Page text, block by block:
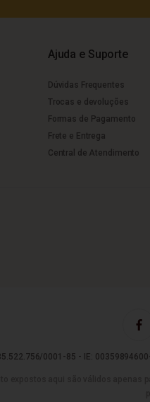
Ajuda e Suporte
Dúvidas Frequentes
Trocas e devoluções
Formas de Pagamento
Frete e Entrega
Central de Atendimento
0001-85 - IE: